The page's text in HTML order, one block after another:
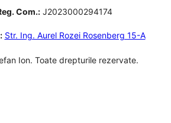
Com.: J2023000294174
Str. Ing. Aurel Rozei Rosenberg 15-A
Ion. Toate drepturile rezervate.